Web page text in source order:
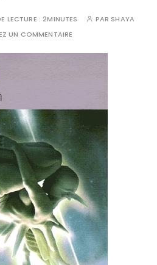
LECTURE :2MINUTES PAR SHAYA
UN COMMENTAIRE